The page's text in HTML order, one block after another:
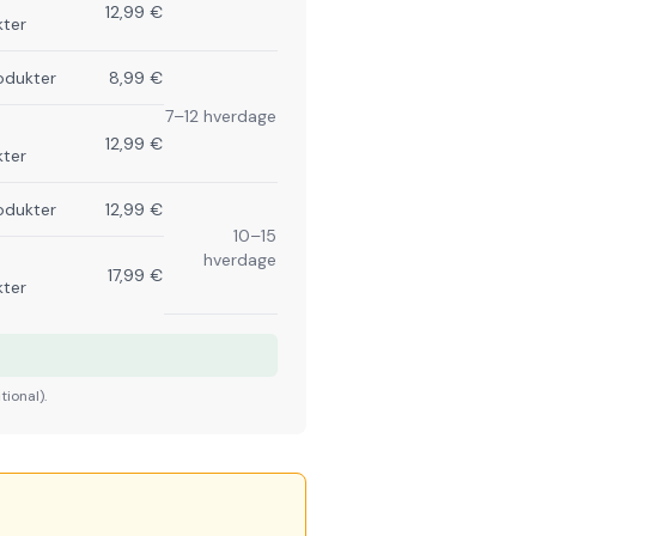
12,99 €
8,99 €
7–12 hverdage
12,99 €
12,99 €
10–15
hverdage
17,99 €